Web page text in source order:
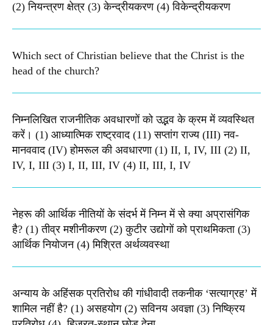
(2) नियन्त्रण क्षेत्र (3) केन्द्रीयकरण (4) विकेन्द्रीयकरण
Which sect of Christian believe that the Christ is the
head of the church?
निम्नलिखित राजनीतिक अवधारणों को उद्भव के क्रम में व्यवस्थित
करें। (1) आध्यात्मिक राष्ट्रवाद (11) सप्तांग राज्य (III) नव-
मानववाद (IV) होमरूल की अवधारणा (1) II, I, IV, III (2) II,
IV, I, III (3) I, II, III, IV (4) II, III, I, IV
नेहरू की आर्थिक नीतियों के संदर्भ में निम्न में से क्या अप्रासंगिक
है? (1) तीव्र मशीनीकरण (2) कुटीर उद्योगों को प्राथमिकता (3)
आर्थिक नियोजन (4) मिश्रित अर्थव्यवस्था
अन्याय के अहिंसक प्रतिरोध की गांधीवादी तकनीक ‘सत्याग्रह’ में
शामिल नहीं है? (1) असहयोग (2) सविनय अवज्ञा (3) निष्क्रिय